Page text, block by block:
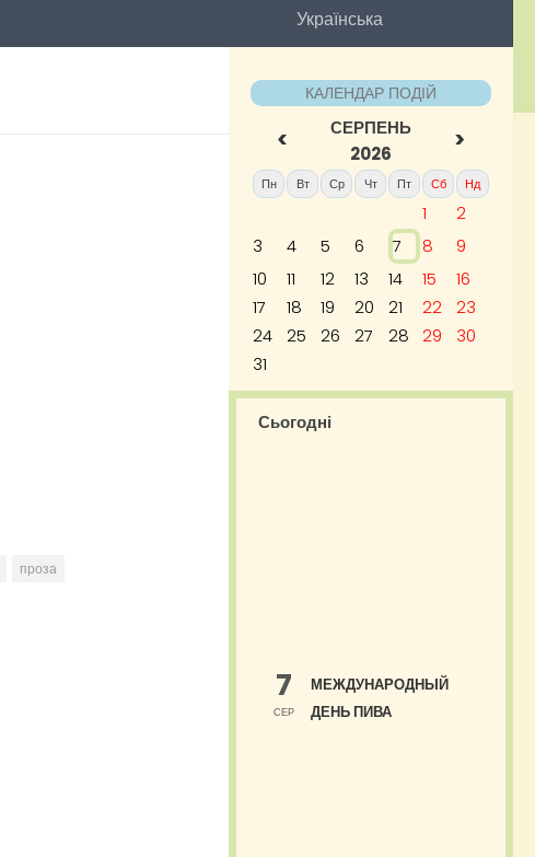
Українська
проза
КАЛЕНДАР ПОДІЙ
<
СЕРПЕНЬ
2026
>
Пн Вт Ср Чт Пт Сб Нд
1
2
3
4 5 6 7 8
9
10
11 12 13 14 15
16
17
18 19 20 21 22
23
24
25 26 27 28 29
30
31
Сьогодні
7
СЕР
МЕЖДУНАРОДНЫЙ
ДЕНЬ ПИВА